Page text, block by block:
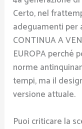
Certo, nel
adeguamenti per
CONTINUA A
EUROPA perché
norme
tempi, ma il
versione attuale.
Puoi criticare la